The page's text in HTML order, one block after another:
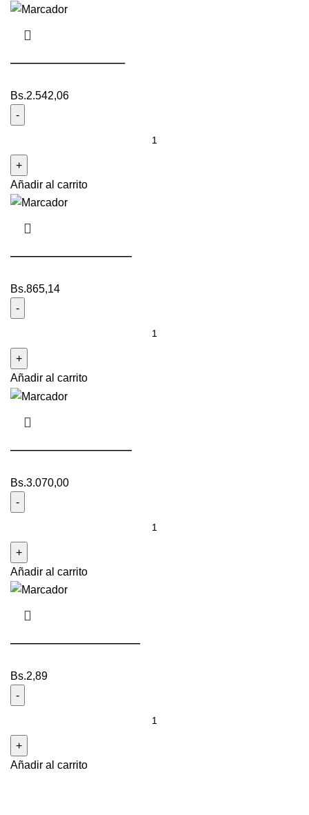
———————–
Bs.2.542,06
Añadir al carrito
————————
Bs.865,14
Añadir al carrito
————————
Bs.3.070,00
Añadir al carrito
————————–
Bs.2,89
Añadir al carrito